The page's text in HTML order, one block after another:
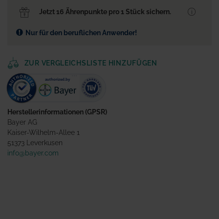
Jetzt 16 Ährenpunkte pro 1 Stück sichern.
Nur für den beruflichen Anwender!
ZUR VERGLEICHSLISTE HINZUFÜGEN
Herstellerinformationen (GPSR)
Bayer AG
Kaiser-Wilhelm-Allee 1
51373 Leverkusen
info@bayer.com